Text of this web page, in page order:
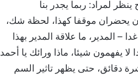
لمراد: ربما يجدر بنا
يحضران موقفا كهذا، لحظة شك،
المدير، ما علاقة المدير بهذا
يفهمون شيئا، ماذا ورائك يا أحمد
دقائق، حتى يظهر تاثير السم